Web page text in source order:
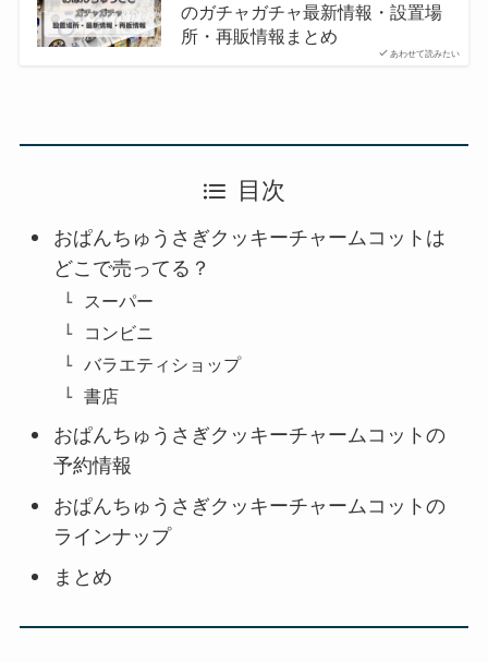
あわせて読みたい
のガチャガチャ最新情報・設置場
所・再販情報まとめ
目次
おぱんちゅうさぎクッキーチャームコットは
どこで売ってる？
スーパー
コンビニ
バラエティショップ
書店
おぱんちゅうさぎクッキーチャームコットの
予約情報
おぱんちゅうさぎクッキーチャームコットの
ラインナップ
まとめ